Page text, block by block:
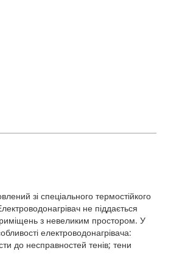
зі спеціального термостійкого
не піддається
з невеликим простором. У
електроводонагрівача:
до несправностей тенів; тени